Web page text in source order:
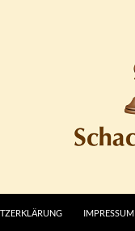
IMPRESSUM